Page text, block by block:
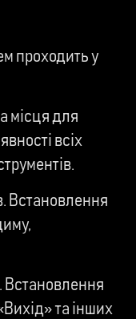
проходить у
місця для
всіх
Встановлення
Встановлення
та інших